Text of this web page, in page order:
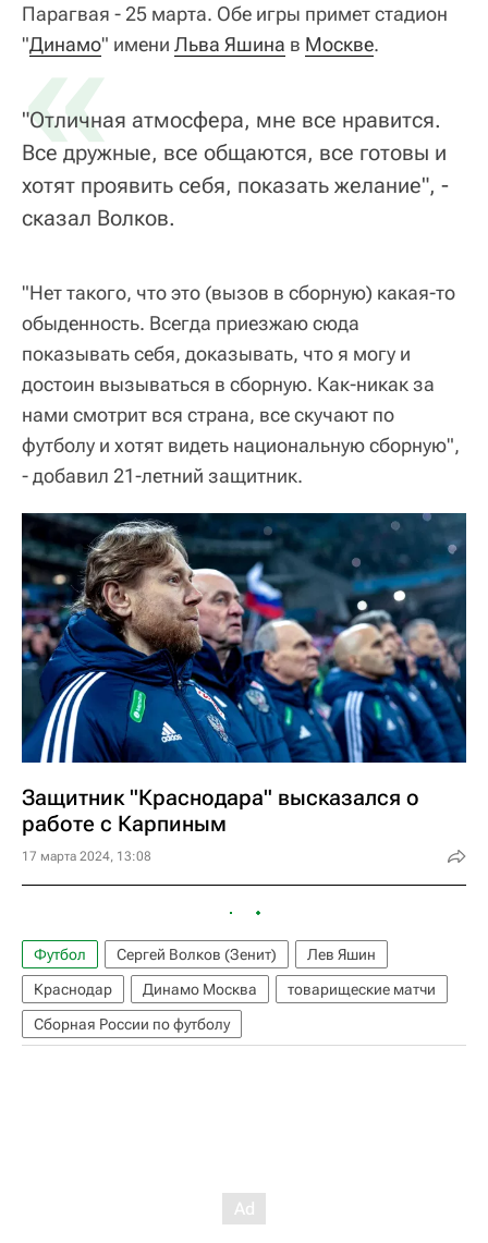
Парагвая - 25 марта. Обе игры примет стадион
"Динамо" имени Льва Яшина в Москве.
«
"Отличная атмосфера, мне все нравится.
Все дружные, все общаются, все готовы и
хотят проявить себя, показать желание", -
сказал Волков.
"Нет такого, что это (вызов в сборную) какая-то
обыденность. Всегда приезжаю сюда
показывать себя, доказывать, что я могу и
достоин вызываться в сборную. Как-никак за
нами смотрит вся страна, все скучают по
футболу и хотят видеть национальную сборную",
- добавил 21-летний защитник.
Защитник "Краснодара" высказался о
работе с Карпиным
17 марта 2024, 13:08
Футбол Сергей Волков (Зенит)
Лев Яшин
Краснодар
Динамо Москва
товарищеские матчи
Сборная России по футболу